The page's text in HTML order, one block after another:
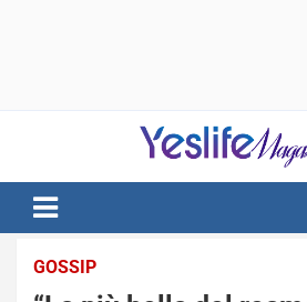
notizie di intrattenimento
GOSSIP